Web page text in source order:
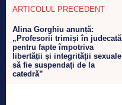
ARTICOLUL PRECEDENT
Alina Gorghiu anunță:
„Profesorii trimiși în judecată
pentru fapte împotriva
libertății și integrității sexuale
să fie suspendați de la
catedră”